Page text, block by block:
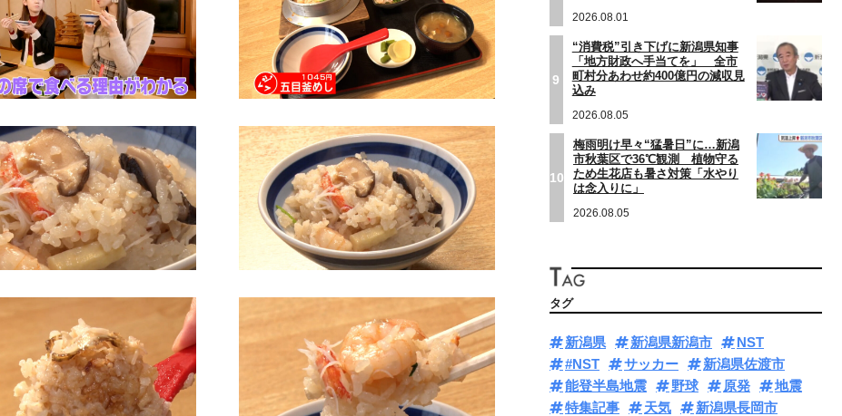
2026.08.01
9
“消費税”引き下げに新潟県知事
「地方財政へ手当てを」 全市
町村分あわせ約400億円の減収見
込み
2026.08.05
10
梅雨明け早々“猛暑日”に…新潟
市秋葉区で36℃観測 植物守る
ため生花店も暑さ対策「水やり
は念入りに」
2026.08.05
タグ
新潟県 新潟県新潟市
NST
#NST
サッカー
新潟県佐渡市
能登半島地震
野球 原発
地震
特集記事
天気
新潟県長岡市